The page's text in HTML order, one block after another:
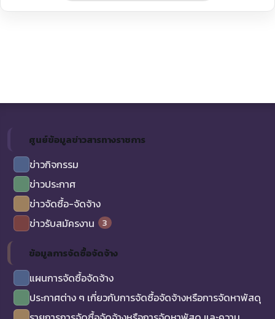
ศูนย์ข้อมูลข่าวสารทางราชการ
ข่าวกิจกรรม
ข่าวประกาศ
ข่าวจัดซื้อ-จัดจ้าง
ข่าวรับสมัครงาน
3
ข้อมูลการจัดซื้อจัดจ้าง
แผนการจัดซื้อจัดจ้าง
ประกาศต่าง ๆ เกี่ยวกับการจัดซื้อจัดจ้างหรือการจัดหาพัสดุ